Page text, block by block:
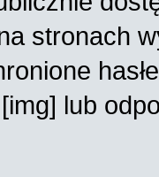
stronach
lub